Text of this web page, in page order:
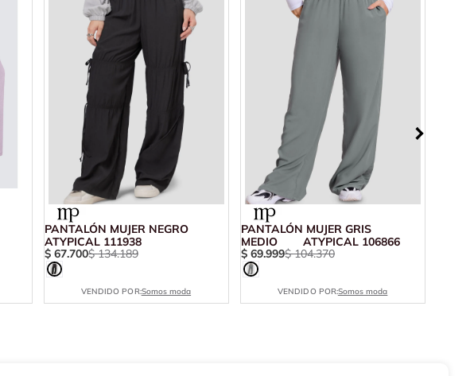
PANTALÓN MUJER NEGRO
ATYPICAL 111938
$ 67.700$ 134.189
VENDIDO POR:Somos moda
PANTALÓN MUJER GRIS
MEDIO ATYPICAL 106866
$ 69.999$ 104.370
VENDIDO POR:Somos moda